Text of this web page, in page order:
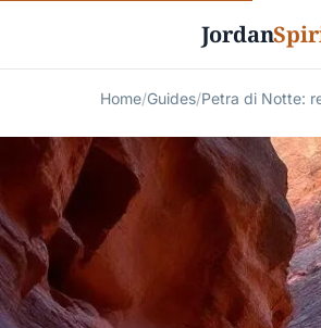
Jordan
Home/Guides/Petra di Notte: